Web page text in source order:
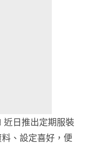
近日推出定期服裝
、設定喜好，便